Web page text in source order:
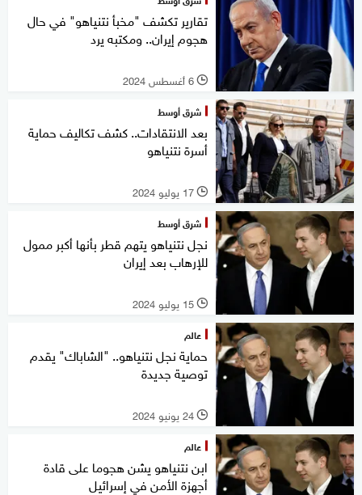
تقارير تكشف "مخبأ نتنياهو" في حال
هجوم إيران.. ومكتبه يرد
l 6 أغسطس 2024
شرق أوسط
بعد الانتقادات.. كشف تكاليف حماية
أسرة نتنياهو
l 17 يوليو 2024
شرق أوسط
نجل نتنياهو يتهم قطر بأنها أكبر ممول
للإرهاب بعد إيران
l 15 يوليو 2024
عالم
حماية نجل نتنياهو.. "الشاباك" يقدم
توصية جديدة
l 24 يونيو 2024
عالم
ابن نتنياهو يشن هجوما على قادة
أجهزة الأمن في إسرائيل